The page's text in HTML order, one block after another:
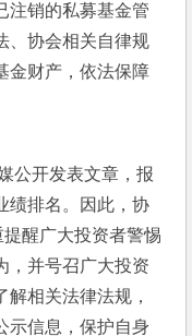
注销的私募基金管
、协会相关自律规
金财产，依法保障
绩排名。因此，协
醒广大投资者警惕
，并号召广大投资
相关法律法规，
示信息，保护自身